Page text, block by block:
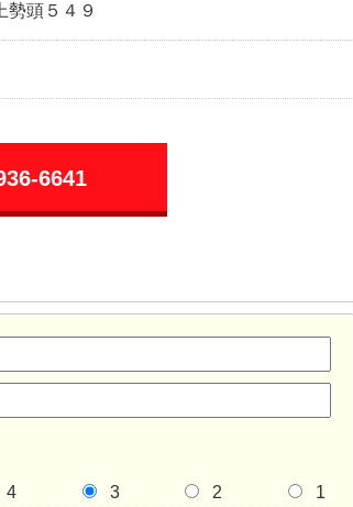
勢頭５４９
6641
4 3 2 1